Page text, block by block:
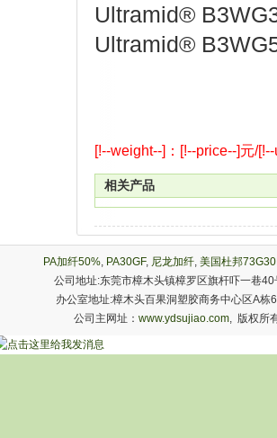
Ultramid®
Ultramid®
[!--weight--]：[!--price--]元/
相关产品
PA加纤50%, PA30GF, 尼龙加纤, 美国杜邦
公司地址:东莞市樟木头镇樟罗区旗杆吓一巷
办公室地址:樟木头百果洞塑胶商务中心区A
公司主网址： www.ydsujiao.com, 版权所